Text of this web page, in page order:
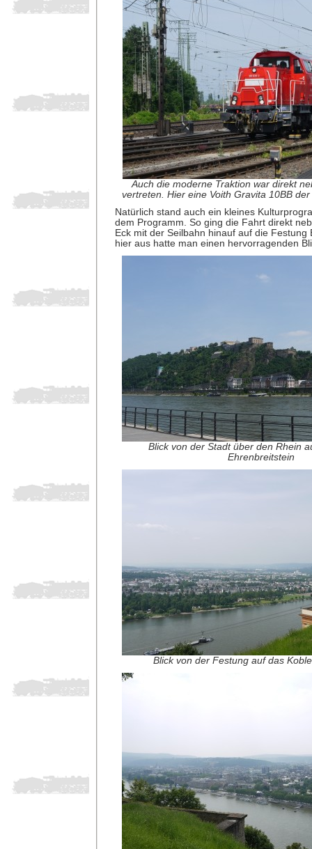
Auch die moderne Traktion war direkt
vertreten. Hier eine Voith Gravita 10BB
Natürlich stand auch ein kleines
dem Programm. So ging die Fahrt direkt
Eck mit der Seilbahn hinauf auf die Festung
hier aus hatte man einen hervorragenden
Blick von der Stadt über den Rhein
Ehrenbreitstein
Blick von der Festung auf das